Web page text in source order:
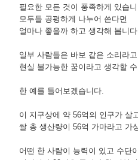
필요한 모든 것이 풍족하게 있습
모두들 공평하게 나누어 쓴다면
얼마나 좋을까 하고 생각해 봅니
일부 사람들은 바보 같은 소리라
현실 불가능한 꿈이라고 생각할
한 예를 들어보겠습니다.
이 지구상에 약 56억의 인구가 살
쌀 총 생산량이 56억 가마라고 가
어떤 한 사람이 능력이 있고 수단